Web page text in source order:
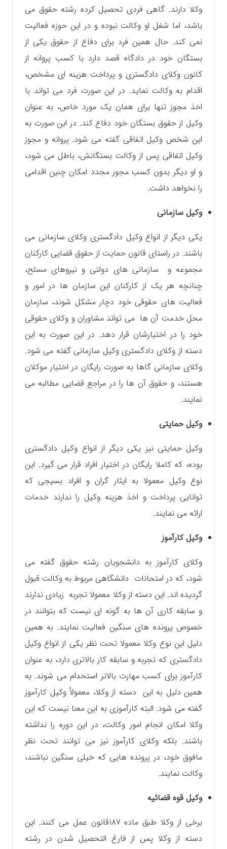
وکلا دارند. گاهی فردی تحصیل کرده رشته حقوق می
باشد، اما شغل او‌ وکالت نبوده و در این حوزه فعالیت
نمی کند. حال همین فرد برای دفاع از حقوق یکی از
بستگان خود در دادگاه قصد دارد با کسب پروانه از
کانون وکلای دادگستری و پرداخت هزینه ای مشخص،
اقدام به وکالت‌ نماید. در این صورت فرد می تواند با
اخذ مجوز تنها برای همان یک مورد خاص، به عنوان
وکیل از حقوق بستگان خود دفاع کند. در این ‌صورت به
این شخص وکیل اتفاقی گفته می شود. پروانه و‌ مجوز
وکیل اتفاقی پس از وکالت بستگانش، باطل می شود،
و او دیگر بدون کسب مجوز مجدد امکان چنین اقدامی
را نخواهد داشت.
وکیل سازمانی
یکی دیگر از انواع وکیل دادگستری وکلای سازمانی می
باشند. در راستای قانون حمایت از حقوق قضایی کارکنان
مجموعه و سازمانی های دولتی و نیروهای مسلح،
چنانچه هر یک از کارکنان این سازمان ها در امور و
فعالیت های حقوقی خود دچار مشکل شوند، سازمان
محل خدمت آن ها می تواند مشاوران و وکلای حقوقی
خود را در اختیارشان قرار دهد. در این صورت به این
دسته از وکلای دادگستری وکیل سازمانی گفته می شود.
وکلای سازمانی گاها به صورت رایگان در اختیار موکلان
هستند، و حقوق آن ها را در مراجع قضایی مطالبه می
نمایند.
وکیل حمایتی
وکیل حمایتی نیز یکی دیگر از انواع وکیل دادگستری
بوده، که کاملا رایگان در اختیار افراد قرار می گیرد. این
نوع وکیل معمولا به ایثار گران و افراد بسیجی که
توانایی پرداخت و اخذ هزینه وکیل را ندارند خدمات
ارائه می نمایند.
وکیل کارآموز
وکلای کارآموز به دانشجویان رشته حقوق گفته می
شود، که در امتحانات دانشگاهی مربوط به وکالت قبول
گردیده اند.‌ این دسته از وکلا معمولا تجربه زیادی ندارند
و سابقه کاری آن ها به گونه ای نیست که بتوانند در
خصوص پرونده های سنگین فعالیت نمایند. به همین
دلیل این نوع وکلا معمولا تحت نظر یکی از انواع وکیل
دادگستری که تجربه و سابقه کار بالاتری دارد، به عنوان‌
کارآموز برای کسب مهارت بالاتر استخدام می شوند. به
همین دلیل به این دسته از وکلا، معمولأ وکیل کارآموز
گفته می شود. البته کارآموزی به این معنا نیست که این
وکلا امکان انجام امور وکالت، در این دوره را نداشته
باشند. بلکه وکلای کارآموز نیز می توانند تحت نظر
مافوق خود، در پرونده هایی که خیلی سنگین نباشند،
وکالت نمایند.
وکیل قوه قضائیه
برخی از وکلا طبق ماده ۱۸۷قانون عمل می کنند. این
دسته از وکلا پس از فارغ التحصیل شدن در رشته